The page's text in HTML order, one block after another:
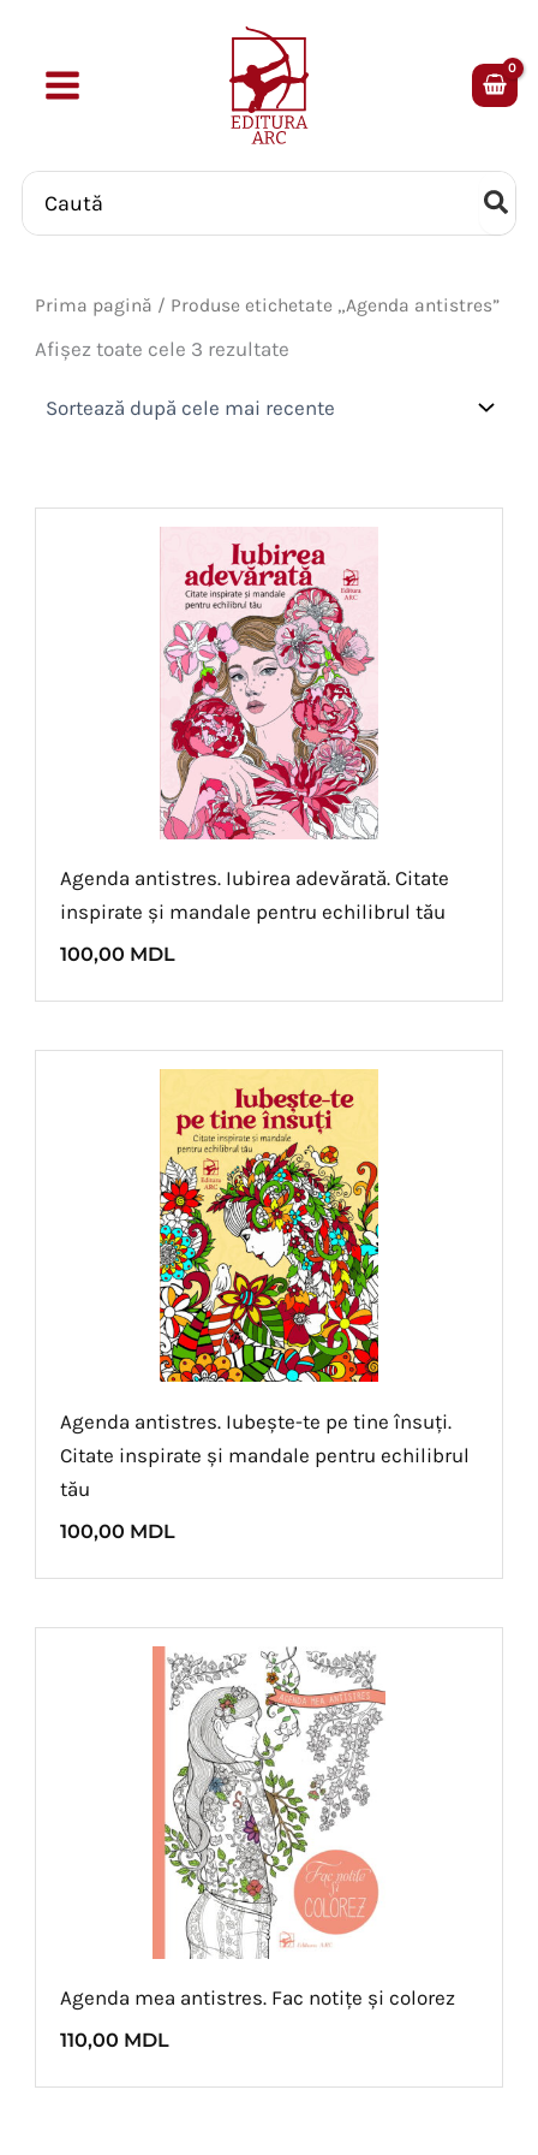
content
Search
for:
Prima pagină / Produse etichetate „Agenda antistres”
Afișez toate cele 3 rezultate
mai
Agenda antistres. Iubirea adevărată. Citate
inspirate și mandale pentru echilibrul tău
100,00 MDL
Agenda antistres. Iubește-te pe tine însuți.
Citate inspirate și mandale pentru echilibrul
tău
100,00 MDL
Agenda mea antistres. Fac notițe și colorez
110,00 MDL